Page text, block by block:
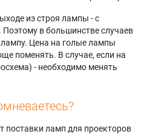
из строя лампы - с
Поэтому в большинстве случаев
Цена на голые лампы
поменять. В случае, если на
- необходимо менять
поставки ламп для проекторов